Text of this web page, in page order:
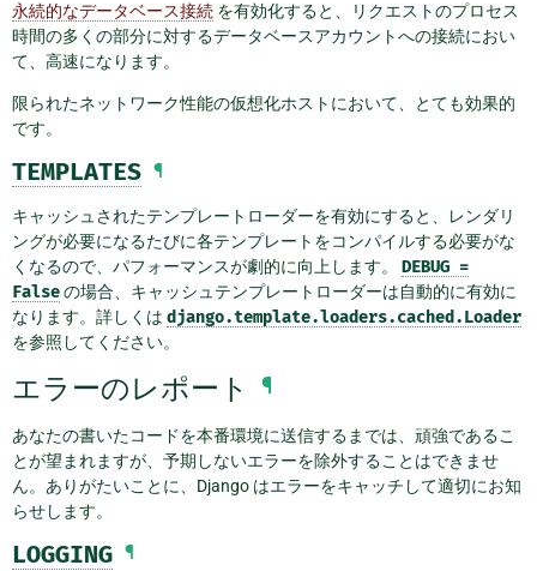
永続的なデータベース接続 を有効化すると、リクエストのプロセス
時間の多くの部分に対するデータベースアカウントへの接続におい
て、高速になります。
限られたネットワーク性能の仮想化ホストにおいて、とても効果的
です。
TEMPLATES ¶
キャッシュされたテンプレートローダーを有効にすると、レンダリ
ングが必要になるたびに各テンプレートをコンパイルする必要がな
くなるので、パフォーマンスが劇的に向上します。 DEBUG =
Falseの場合、キャッシュテンプレートローダーは自動的に有効に
なります。詳しくは django.template.loaders.cached.Loader
を参照してください。
エラーのレポート ¶
あなたの書いたコードを本番環境に送信するまでは、頑強であるこ
とが望まれますが、予期しないエラーを除外することはできませ
ん。ありがたいことに、Django はエラーをキャッチして適切にお知
らせします。
LOGGING ¶